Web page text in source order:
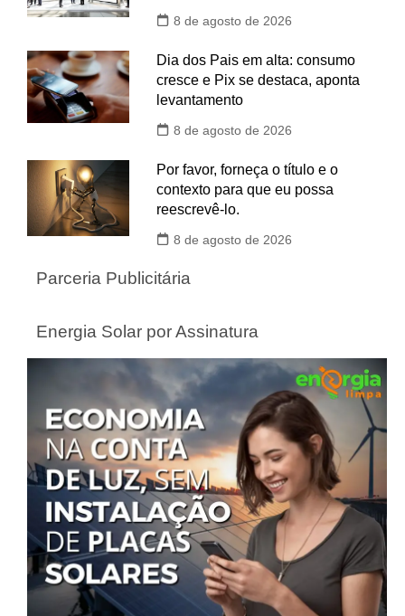
8 de agosto de 2026
Dia dos Pais em alta: consumo
cresce e Pix se destaca, aponta
levantamento
8 de agosto de 2026
Por favor, forneça o título e o
contexto para que eu possa
reescrevê-lo.
8 de agosto de 2026
Parceria Publicitária
Energia Solar por Assinatura